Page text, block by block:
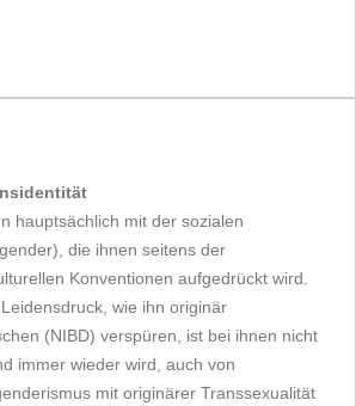
hauptsächlich mit der sozialen
die ihnen seitens der
Konventionen aufgedrückt wird.
wie ihn originär
(NIBD) verspüren, ist bei ihnen nicht
immer wieder wird, auch von
mit originärer Transsexualität